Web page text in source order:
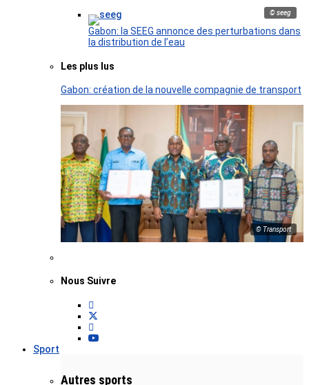
© seeg
Gabon: la SEEG annonce des perturbations dans
la distribution de l’eau
Les plus lus
Gabon: création de la nouvelle compagnie de transport
© Transport
Nous Suivre
Sport
Autres sports